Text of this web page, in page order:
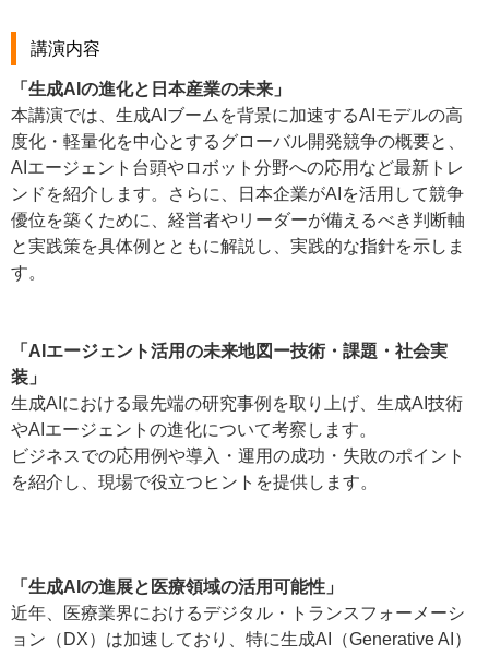
講演内容
「生成AIの進化と日本産業の未来」
本講演では、生成AIブームを背景に加速するAIモデルの高
度化・軽量化を中心とするグローバル開発競争の概要と、
AIエージェント台頭やロボット分野への応用など最新トレ
ンドを紹介します。さらに、日本企業がAIを活用して競争
優位を築くために、経営者やリーダーが備えるべき判断軸
と実践策を具体例とともに解説し、実践的な指針を示しま
す。
「AIエージェント活用の未来地図ー技術・課題・社会実
装」
生成AIにおける最先端の研究事例を取り上げ、生成AI技術
やAIエージェントの進化について考察します。
ビジネスでの応用例や導入・運用の成功・失敗のポイント
を紹介し、現場で役立つヒントを提供します。
「生成AIの進展と医療領域の活用可能性」
近年、医療業界におけるデジタル・トランスフォーメーシ
ョン（DX）は加速しており、特に生成AI（Generative AI）